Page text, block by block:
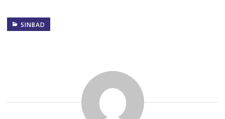
SINBAD